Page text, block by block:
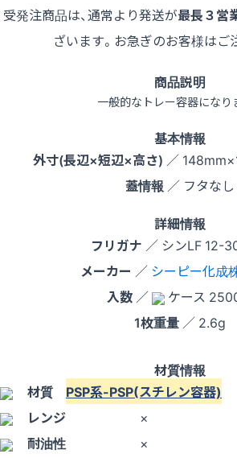
受発注商品は、通常より発送が最長３営
ざいます。お急ぎのお客様はご
商品説明
一般的なトレー容器になり
基本情報
外寸(長辺×短辺×高さ) ／
蓋情報 ／ フタなし
詳細情報
フリガナ ／ シンLF 12-
メーカー ／ シーピー化成
入数／
ケース
1枚重量 ／ 2.6g
材質情報
材質 PSP系-PSP(スチレン容器)
レンジ
×
耐油性
×